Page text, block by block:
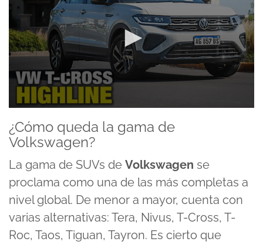
seconds
of
10
minutes,
16
seconds
¿Cómo queda la gama de
Volkswagen?
La gama de SUVs de Volkswagen se
proclama como una de las más completas a
nivel global. De menor a mayor, cuenta con
varias alternativas: Tera, Nivus, T-Cross, T-
Roc, Taos, Tiguan, Tayron. Es cierto que